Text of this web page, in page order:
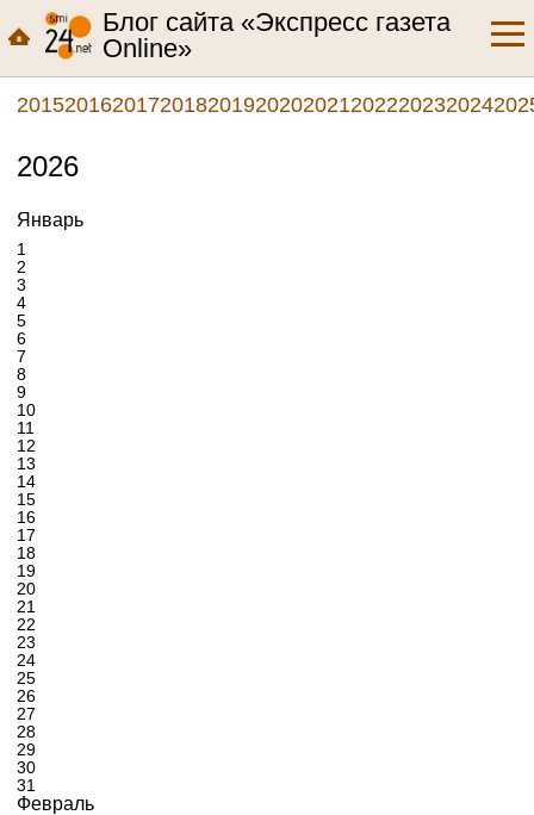
Блог сайта «Экспресс газета
Online»
2015201620172018201920202021202220232024
2026
Январь
1
2
3
4
5
6
7
8
9
10
11
12
13
14
15
16
17
18
19
20
21
22
23
24
25
26
27
28
29
30
31
Февраль